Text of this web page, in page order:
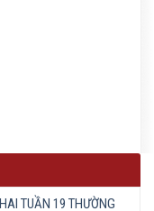
TUẦN 19 THƯỜNG